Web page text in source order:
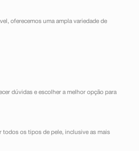
oferecemos uma ampla variedade de
dúvidas e escolher a melhor opção para
todos os tipos de pele, inclusive as mais